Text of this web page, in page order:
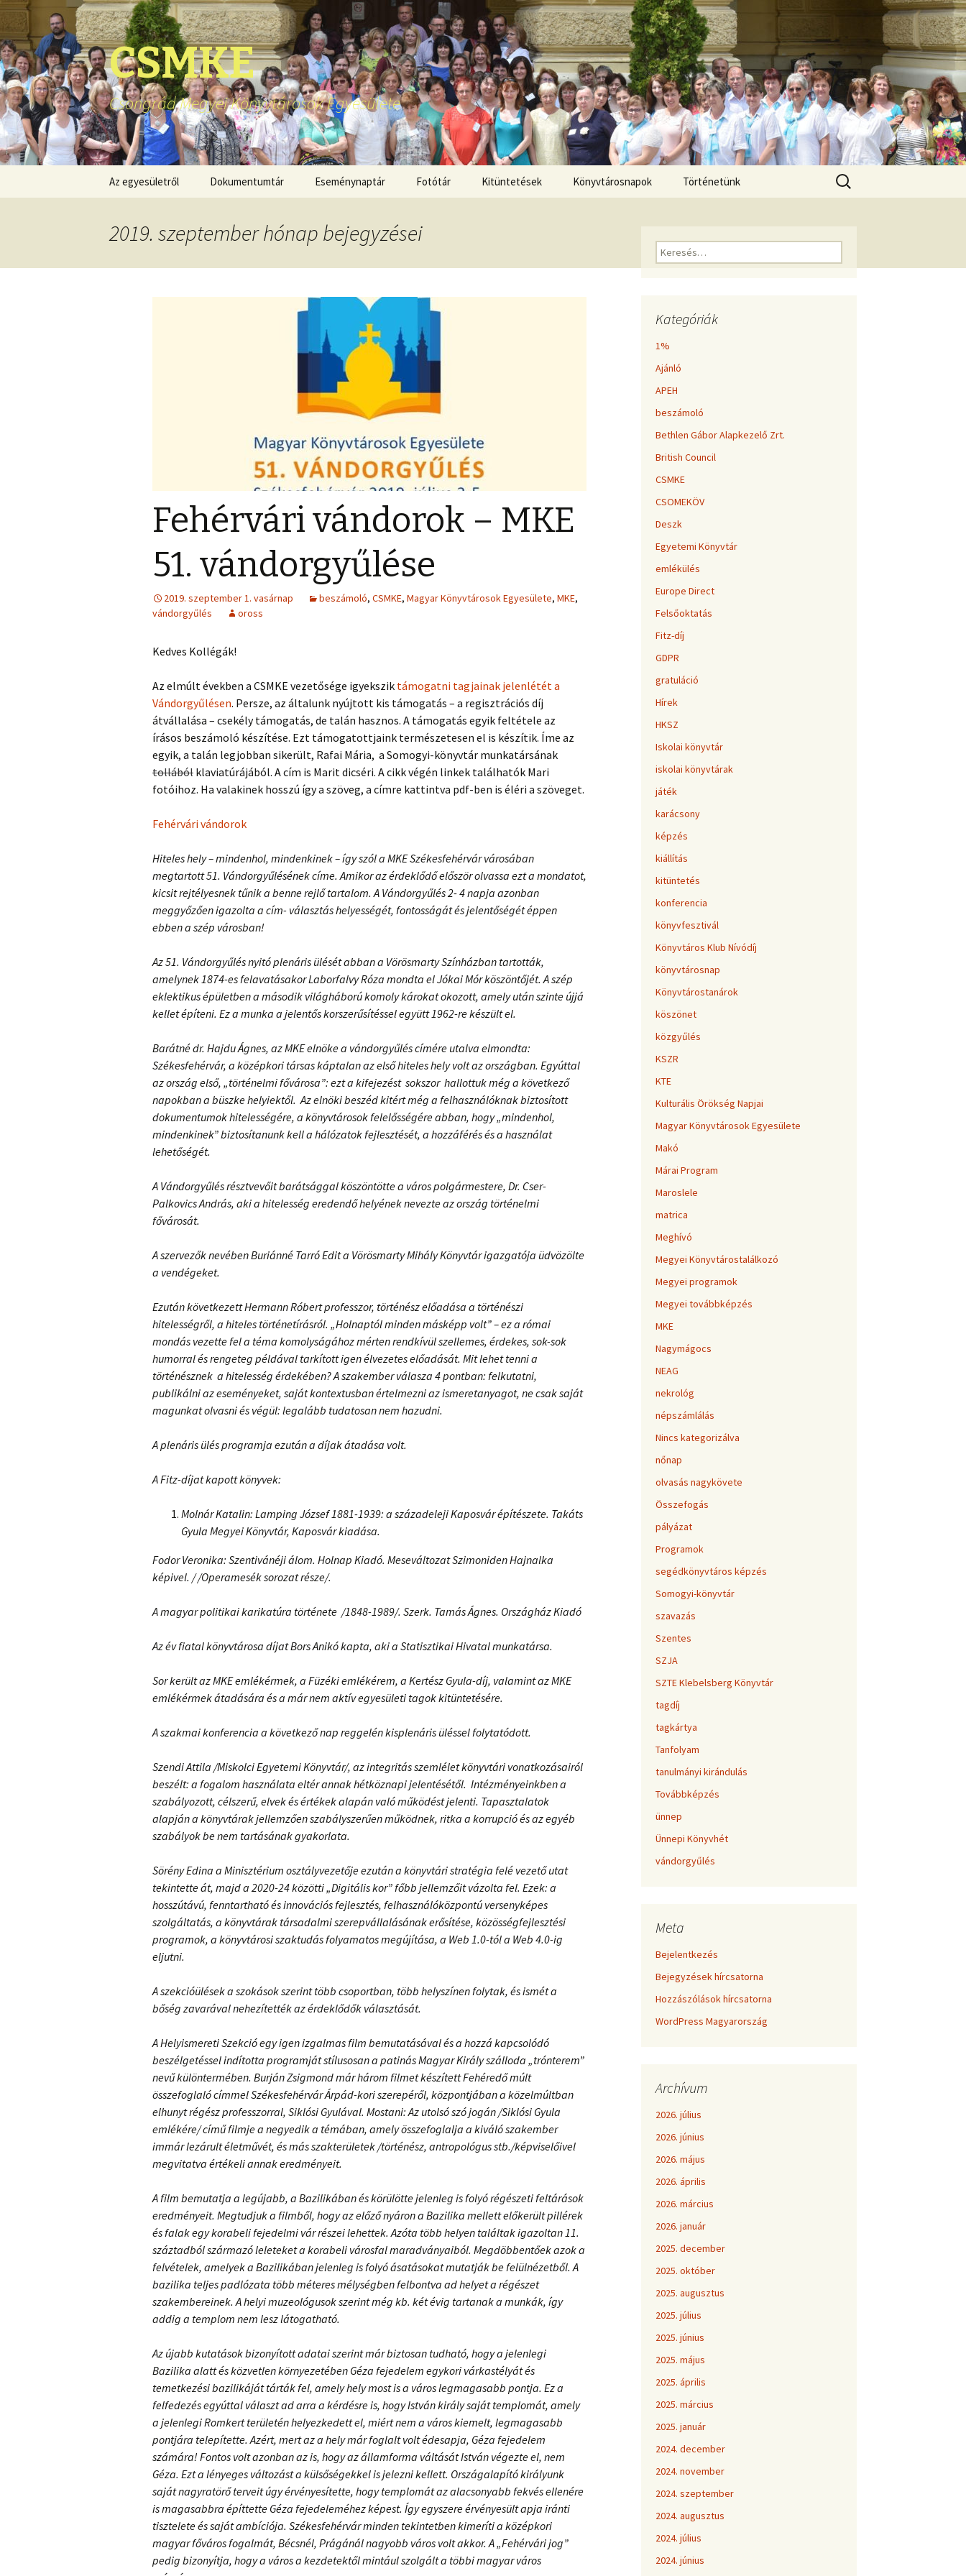
CSMKE
Csongrád Megyei Könyvtárosok Egyesülete
Az egyesületről Dokumentumtár Eseménynaptár Fotótár Kitüntetések Könyvtárosnapok Történetünk
Keresés:
2019. szeptember hónap bejegyzései
Fehérvári vándorok – MKE
51. vándorgyűlése
2019. szeptember 1. vasárnap beszámoló, CSMKE, Magyar Könyvtárosok Egyesülete, MKE,
vándorgyűlés
oross
Kedves Kollégák!
Az elmúlt években a CSMKE vezetősége igyekszik támogatni tagjainak jelenlétét a
Vándorgyűlésen. Persze, az általunk nyújtott kis támogatás – a regisztrációs díj
átvállalása – csekély támogatás, de talán hasznos. A támogatás egyik feltétele az
írásos beszámoló készítése. Ezt támogatottjaink természetesen el is készítik. Íme az
egyik, a talán legjobban sikerült, Rafai Mária, a Somogyi-könyvtár munkatársának
tollából klaviatúrájából. A cím is Marit dicséri. A cikk végén linkek találhatók Mari
fotóihoz. Ha valakinek hosszú így a szöveg, a címre kattintva pdf-ben is éléri a szöveget.
Fehérvári vándorok
Hiteles hely – mindenhol, mindenkinek – így szól a MKE Székesfehérvár városában
megtartott 51. Vándorgyűlésének címe. Amikor az érdeklődő először olvassa ezt a mondatot,
kicsit rejtélyesnek tűnik a benne rejlő tartalom. A Vándorgyűlés 2- 4 napja azonban
meggyőzően igazolta a cím- választás helyességét, fontosságát és jelentőségét éppen
ebben a szép városban!
Az 51. Vándorgyűlés nyitó plenáris ülését abban a Vörösmarty Színházban tartották,
amelynek 1874-es felavatásakor Laborfalvy Róza mondta el Jókai Mór köszöntőjét. A szép
eklektikus épületben a második világháború komoly károkat okozott, amely után szinte újjá
kellet építeni. Ez a munka a jelentős korszerűsítéssel együtt 1962-re készült el.
Barátné dr. Hajdu Ágnes, az MKE elnöke a vándorgyűlés címére utalva elmondta:
Székesfehérvár, a középkori társas káptalan az első hiteles hely volt az országban. Egyúttal
az ország első, „történelmi fővárosa”: ezt a kifejezést sokszor hallottuk még a következő
napokban a büszke helyiektől. Az elnöki beszéd kitért még a felhasználóknak biztosított
dokumentumok hitelességére, a könyvtárosok felelősségére abban, hogy „mindenhol,
mindenkinek” biztosítanunk kell a hálózatok fejlesztését, a hozzáférés és a használat
lehetőségét.
A Vándorgyűlés résztvevőit barátsággal köszöntötte a város polgármestere, Dr. Cser-
Palkovics András, aki a hitelesség eredendő helyének nevezte az ország történelmi
fővárosát.
A szervezők nevében Buriánné Tarró Edit a Vörösmarty Mihály Könyvtár igazgatója üdvözölte
a vendégeket.
Ezután következett Hermann Róbert professzor, történész előadása a történészi
hitelességről, a hiteles történetírásról. „Holnaptól minden másképp volt” – ez a római
mondás vezette fel a téma komolyságához mérten rendkívül szellemes, érdekes, sok-sok
humorral és rengeteg példával tarkított igen élvezetes előadását. Mit lehet tenni a
történésznek a hitelesség érdekében? A szakember válasza 4 pontban: felkutatni,
publikálni az eseményeket, saját kontextusban értelmezni az ismeretanyagot, ne csak saját
magunkat olvasni és végül: legalább tudatosan nem hazudni.
A plenáris ülés programja ezután a díjak átadása volt.
A Fitz-díjat kapott könyvek:
Molnár Katalin: Lamping József 1881-1939: a századeleji Kaposvár építészete. Takáts
Gyula Megyei Könyvtár, Kaposvár kiadása.
Fodor Veronika: Szentivánéji álom. Holnap Kiadó. Meseváltozat Szimoniden Hajnalka
képivel. / /Operamesék sorozat része/.
A magyar politikai karikatúra története /1848-1989/. Szerk. Tamás Ágnes. Országház Kiadó
Az év fiatal könyvtárosa díjat Bors Anikó kapta, aki a Statisztikai Hivatal munkatársa.
Sor került az MKE emlékérmek, a Füzéki emlékérem, a Kertész Gyula-díj, valamint az MKE
emlékérmek átadására és a már nem aktív egyesületi tagok kitüntetésére.
A szakmai konferencia a következő nap reggelén kisplenáris üléssel folytatódott.
Szendi Attila /Miskolci Egyetemi Könyvtár/, az integritás szemlélet könyvtári vonatkozásairól
beszélt: a fogalom használata eltér annak hétköznapi jelentésétől. Intézményeinkben a
szabályozott, célszerű, elvek és értékek alapán való működést jelenti. Tapasztalatok
alapján a könyvtárak jellemzően szabályszerűen működnek, ritka a korrupció és az egyéb
szabályok be nem tartásának gyakorlata.
Sörény Edina a Minisztérium osztályvezetője ezután a könyvtári stratégia felé vezető utat
tekintette át, majd a 2020-24 közötti „Digitális kor” főbb jellemzőit vázolta fel. Ezek: a
hosszútávú, fenntartható és innovációs fejlesztés, felhasználóközpontú versenyképes
szolgáltatás, a könyvtárak társadalmi szerepvállalásának erősítése, közösségfejlesztési
programok, a könyvtárosi szaktudás folyamatos megújítása, a Web 1.0-tól a Web 4.0-ig
eljutni.
A szekcióülések a szokások szerint több csoportban, több helyszínen folytak, és ismét a
bőség zavarával nehezítették az érdeklődők választását.
A Helyismereti Szekció egy igen izgalmas film bemutatásával és a hozzá kapcsolódó
beszélgetéssel indította programját stílusosan a patinás Magyar Király szálloda „trónterem”
nevű különtermében. Burján Zsigmond már három filmet készített Fehéredő múlt
összefoglaló címmel Székesfehérvár Árpád-kori szerepéről, központjában a közelmúltban
elhunyt régész professzorral, Siklósi Gyulával. Mostani: Az utolsó szó jogán /Siklósi Gyula
emlékére/ című filmje a negyedik a témában, amely összefoglalja a kiváló szakember
immár lezárult életművét, és más szakterületek /történész, antropológus stb./képviselőivel
megvitatva értékeli annak eredményeit.
A film bemutatja a legújabb, a Bazilikában és körülötte jelenleg is folyó régészeti feltárások
eredményeit. Megtudjuk a filmből, hogy az előző nyáron a Bazilika mellett előkerült pillérek
és falak egy korabeli fejedelmi vár részei lehettek. Azóta több helyen találtak igazoltan 11.
száztadból származó leleteket a korabeli városfal maradványaiból. Megdöbbentőek azok a
felvételek, amelyek a Bazilikában jelenleg is folyó ásatásokat mutatják be felülnézetből. A
bazilika teljes padlózata több méteres mélységben felbontva ad helyet a régészet
szakembereinek. A helyi muzeológusok szerint még kb. két évig tartanak a munkák, így
addig a templom nem lesz látogatható.
Az újabb kutatások bizonyított adatai szerint már biztosan tudható, hogy a jelenlegi
Bazilika alatt és közvetlen környezetében Géza fejedelem egykori várkastélyát és
temetkezési bazilikáját tárták fel, amely hely most is a város legmagasabb pontja. Ez a
felfedezés egyúttal választ ad arra a kérdésre is, hogy István király saját templomát, amely
a jelenlegi Romkert területén helyezkedett el, miért nem a város kiemelt, legmagasabb
pontjára telepítette. Azért, mert az a hely már foglalt volt édesapja, Géza fejedelem
számára! Fontos volt azonban az is, hogy az államforma váltását István végezte el, nem
Géza. Ezt a lényeges változást a külsőségekkel is jelezni kellett. Országalapító királyunk
saját nagyratörő terveit úgy érvényesítette, hogy templomát az alacsonyabb fekvés ellenére
is magasabbra építtette Géza fejedeleméhez képest. Így egyszere érvényesült apja iránti
tisztelete és saját ambíciója. Székesfehérvár minden tekintetben kimeríti a középkori
magyar főváros fogalmát, Bécsnél, Prágánál nagyobb város volt akkor. A „Fehérvári jog”
pedig bizonyítja, hogy a város a kezdetektől mintául szolgált a többi magyar város
Keresés:
Kategóriák
1%
Ajánló
APEH
beszámoló
Bethlen Gábor Alapkezelő Zrt.
British Council
CSMKE
CSOMEKÖV
Deszk
Egyetemi Könyvtár
emlékülés
Europe Direct
Felsőoktatás
Fitz-díj
GDPR
gratuláció
Hírek
HKSZ
Iskolai könyvtár
iskolai könyvtárak
játék
karácsony
képzés
kiállítás
kitüntetés
konferencia
könyvfesztivál
Könyvtáros Klub Nívódíj
könyvtárosnap
Könyvtárostanárok
köszönet
közgyűlés
KSZR
KTE
Kulturális Örökség Napjai
Magyar Könyvtárosok Egyesülete
Makó
Márai Program
Maroslele
matrica
Meghívó
Megyei Könyvtárostalálkozó
Megyei programok
Megyei továbbképzés
MKE
Nagymágocs
NEAG
nekrológ
népszámlálás
Nincs kategorizálva
nőnap
olvasás nagykövete
Összefogás
pályázat
Programok
segédkönyvtáros képzés
Somogyi-könyvtár
szavazás
Szentes
SZJA
SZTE Klebelsberg Könyvtár
tagdíj
tagkártya
Tanfolyam
tanulmányi kirándulás
Továbbképzés
ünnep
Ünnepi Könyvhét
vándorgyűlés
Meta
Bejelentkezés
Bejegyzések hírcsatorna
Hozzászólások hírcsatorna
WordPress Magyarország
Archívum
2026. július
2026. június
2026. május
2026. április
2026. március
2026. január
2025. december
2025. október
2025. augusztus
2025. július
2025. június
2025. május
2025. április
2025. március
2025. január
2024. december
2024. november
2024. szeptember
2024. augusztus
2024. július
2024. június